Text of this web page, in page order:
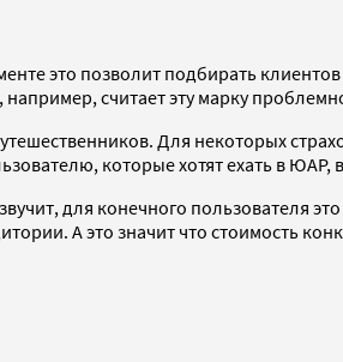
это позволит подбирать
считает эту марку
Для некоторых
которые хотят ехать в ЮАР,
для конечного пользователя
А это значит что стоимость